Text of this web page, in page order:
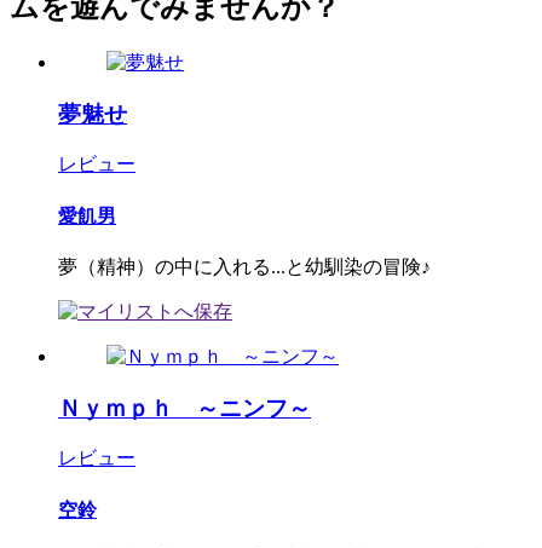
ムを遊んでみませんか？
夢魅せ
レビュー
愛飢男
夢（精神）の中に入れる...と幼馴染の冒険♪
Ｎｙｍｐｈ ～ニンフ～
レビュー
空鈴